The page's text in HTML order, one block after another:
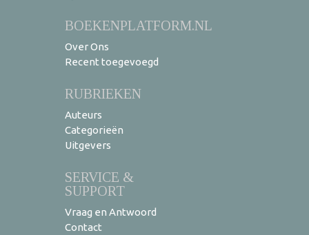
BOEKENPLATFORM.NL
Over Ons
Recent toegevoegd
RUBRIEKEN
Auteurs
Categorieën
Uitgevers
SERVICE &
SUPPORT
Vraag en Antwoord
Contact